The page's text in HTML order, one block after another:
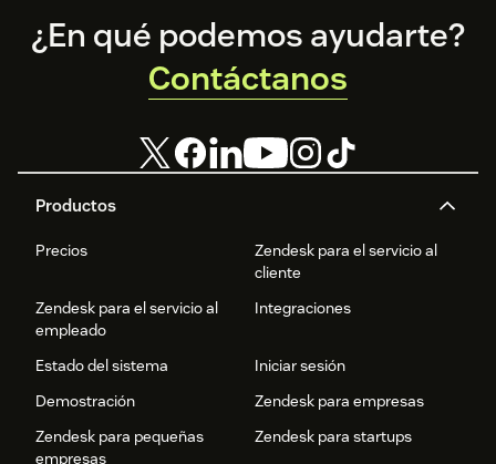
Footer
Productos
Precios
Zendesk para el servicio al
cliente
Zendesk para el servicio al
empleado
Integraciones
Estado del sistema
Iniciar sesión
Demostración
Zendesk para empresas
Zendesk para pequeñas
empresas
Zendesk para startups
¿En qué podemos ayudarte?
Contáctanos